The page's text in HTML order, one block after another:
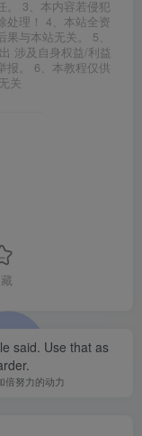
。 3、本内容若侵犯
处理！ 4、本站全资
与本站无关。 5、
涉及自身权益/利益
报。 6、本教程仅供
关
said. Use that as
倍努力的动力